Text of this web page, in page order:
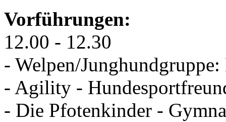
Vorführungen:
12.00 - 12.30
- Welpen/Junghundgruppe:
- Agility -
- Die Pfotenkinder -